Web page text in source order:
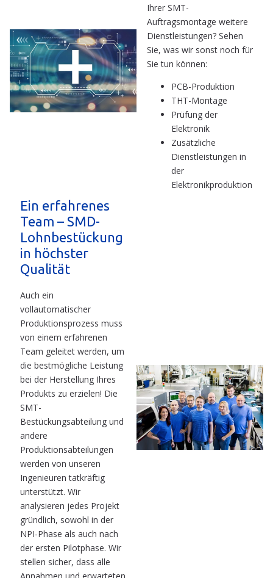
Ihrer SMT-
Auftragsmontage weitere
Dienstleistungen? Sehen
Sie, was wir sonst noch für
Sie tun können:
PCB-Produktion
THT-Montage
Prüfung der
Elektronik
Zusätzliche
Dienstleistungen in
der
Elektronikproduktion
Ein erfahrenes
Team – SMD-
Lohnbestückung
in höchster
Qualität
Auch ein
vollautomatischer
Produktionsprozess muss
von einem erfahrenen
Team geleitet werden, um
die bestmögliche Leistung
bei der Herstellung Ihres
Produkts zu erzielen! Die
SMT-
Bestückungsabteilung und
andere
Produktionsabteilungen
werden von unseren
Ingenieuren tatkräftig
unterstützt. Wir
analysieren jedes Projekt
gründlich, sowohl in der
NPI-Phase als auch nach
der ersten Pilotphase. Wir
stellen sicher, dass alle